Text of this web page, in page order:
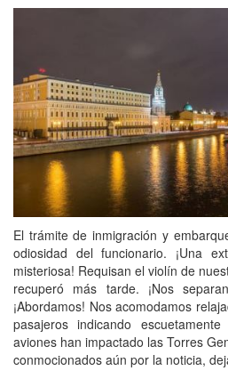
El trámite de inmigración y
odiosidad del funcionario. ¡Una
misteriosa! Requisan el violín de
recuperó más tarde. ¡Nos
¡Abordamos! Nos acomodamos
pasajeros indicando
aviones han impactado las Torres
conmocionados aún por la noticia,